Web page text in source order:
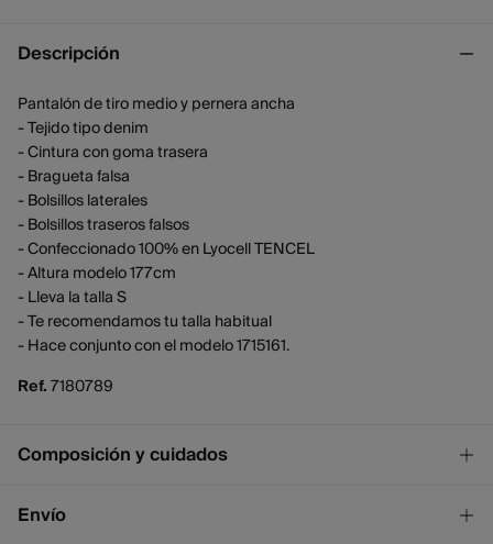
Descripción
Pantalón de tiro medio y pernera ancha
- Tejido tipo denim
- Cintura con goma trasera
- Bragueta falsa
- Bolsillos laterales
- Bolsillos traseros falsos
- Confeccionado 100% en Lyocell TENCEL
- Altura modelo 177cm
- Lleva la talla S
- Te recomendamos tu talla habitual
- Hace conjunto con el modelo 1715161.
Ref.7180789
Composición y cuidados
Composición
Envío